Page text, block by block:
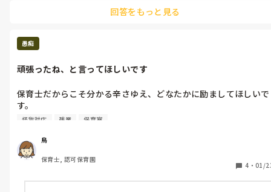
・乳児さんは食べこぼしなどが多いので、簡易的な不織布エプロ
・サブスクは希望者利用なので、サブスク非利用の家庭との管理
が煩雑になってしまう懸念
など色々な意見があがりました。
みなさんの園では手ぶら登園、サブスクなど使用してますか？ま
た、運用はうまくいってますか？
サブスク検討中の我々に色々なアドバイスいただけると嬉しいで
クが把握するまでが大変。おっしゃっていたようにエプロンは0歳児
保護者の方からしたら、管理もしなくていいので負担が減っていい
と思いますが、保育士のやりやすさで言うと、意見が分かれるとこ
回答をもっと見る
愚痴
頑張ったね、と言ってほしいです
保育士だからこそ分かる辛さゆえ、どなたかに励ましてほしいで
す。
復して戻ってくるタイミングで職員が次々に感染してお休みする
のってあるあるですよね……。
園内の子どもは全員出席なのに、職員は半数以上がお休みとなっ
てしまった今日。
怪我対応 残業 保育室
鳥
保育士, 認可保育園
4 ・ 01/